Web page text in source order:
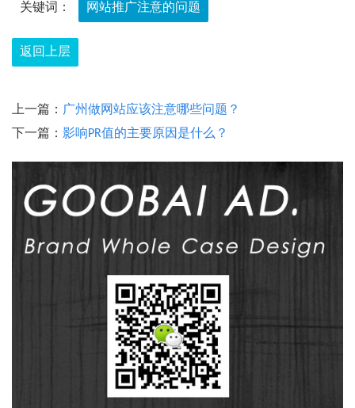
关键词： 网站推广注意的问题
返回上层
上一篇： 广州做网站应该注意哪些问题？
下一篇： 影响PR值的主要原因是什么？